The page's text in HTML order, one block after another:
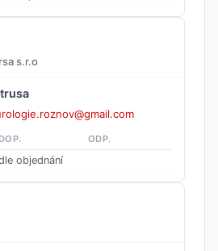
s.r.o
DOP. ODP.
objednání